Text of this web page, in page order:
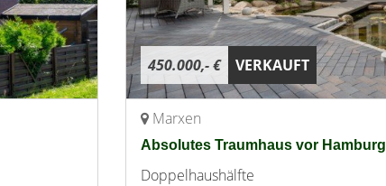
450.000,- € VERKAUFT
Marxen
Absolutes Traumhaus vor Hamburg
Doppelhaushälfte